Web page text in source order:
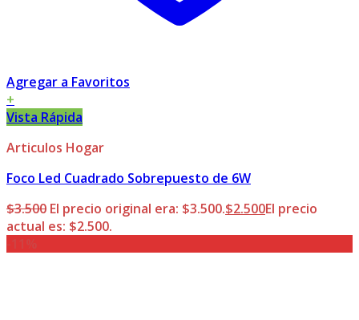
Agregar a Favoritos
+
Vista Rápida
Articulos Hogar
Foco Led Cuadrado Sobrepuesto de 6W
$3.500 El precio original era: $3.500.$2.500El precio
actual es: $2.500.